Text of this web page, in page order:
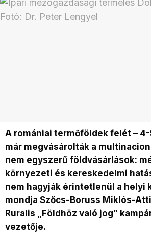
A romániai termőföldek felét –
már megvásárolták a
nem egyszerű földvásárlások:
környezeti és kereskedelmi
nem hagyják érintetlenül a helyi
mondja Szőcs-Boruss Miklós-
Ruralis „Földhöz való jog”
vezetője.